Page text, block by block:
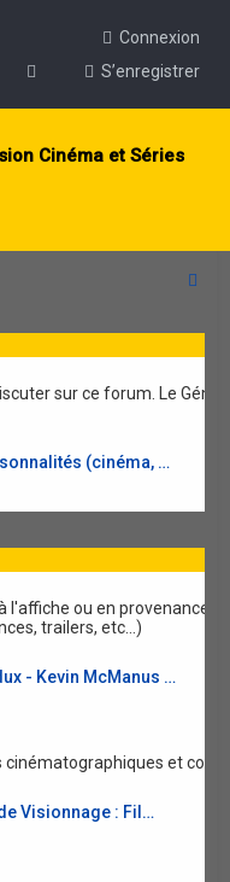
Connexion
S’enregistrer
Cinéma et Séries
h
e
sur ce forum. Le
(cinéma, …
l'affiche ou en provenance
trailers, etc...)
- Kevin McManus …
et
Visionnage : Fil…